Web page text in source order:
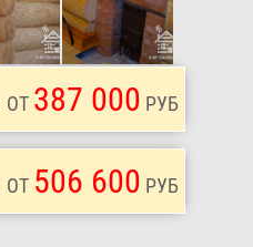
ОТ 387 000 РУБ
ОТ 506 600 РУБ